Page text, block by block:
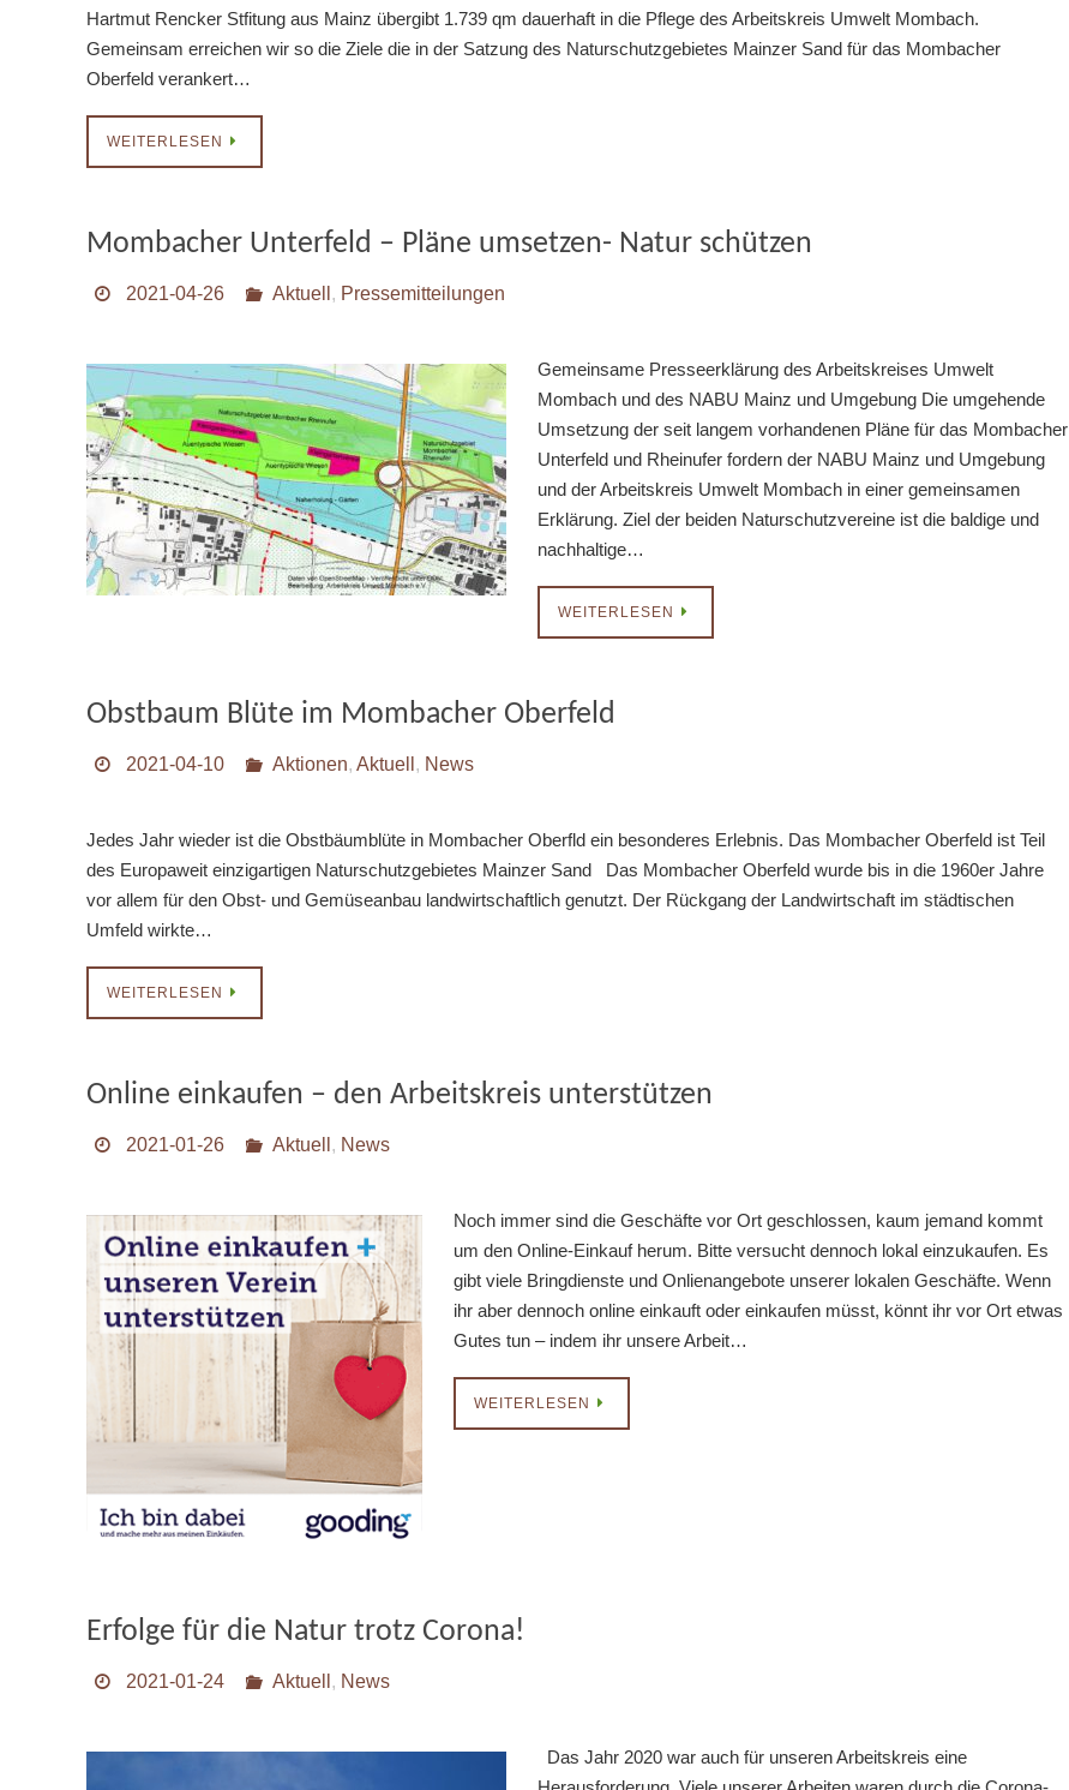
Hartmut Rencker Stfitung aus Mainz übergibt 1.739 qm dauerhaft in die Pflege des Arbeitskreis Umwelt Mombach.
Gemeinsam erreichen wir so die Ziele die in der Satzung des Naturschutzgebietes Mainzer Sand für das Mombacher
Oberfeld verankert…
WEITERLESEN
Mombacher Unterfeld – Pläne umsetzen- Natur schützen
2021-04-26 Aktuell , Pressemitteilungen
Gemeinsame Presseerklärung des Arbeitskreises Umwelt
Mombach und des NABU Mainz und Umgebung Die umgehende
Umsetzung der seit langem vorhandenen Pläne für das Mombacher
Unterfeld und Rheinufer fordern der NABU Mainz und Umgebung
und der Arbeitskreis Umwelt Mombach in einer gemeinsamen
Erklärung. Ziel der beiden Naturschutzvereine ist die baldige und
nachhaltige…
WEITERLESEN
Obstbaum Blüte im Mombacher Oberfeld
2021-04-10 Aktionen, Aktuell , News
Jedes Jahr wieder ist die Obstbäumblüte in Mombacher Oberfld ein besonderes Erlebnis. Das Mombacher Oberfeld ist Teil
des Europaweit einzigartigen Naturschutzgebietes Mainzer Sand Das Mombacher Oberfeld wurde bis in die 1960er Jahre
vor allem für den Obst- und Gemüseanbau landwirtschaftlich genutzt. Der Rückgang der Landwirtschaft im städtischen
Umfeld wirkte…
WEITERLESEN
Online einkaufen – den Arbeitskreis unterstützen
2021-01-26 Aktuell , News
Noch immer sind die Geschäfte vor Ort geschlossen, kaum jemand kommt
um den Online-Einkauf herum. Bitte versucht dennoch lokal einzukaufen. Es
gibt viele Bringdienste und Onlienangebote unserer lokalen Geschäfte. Wenn
ihr aber dennoch online einkauft oder einkaufen müsst, könnt ihr vor Ort etwas
Gutes tun – indem ihr unsere Arbeit…
WEITERLESEN
Erfolge für die Natur trotz Corona!
2021-01-24 Aktuell , News
Das Jahr 2020 war auch für unseren Arbeitskreis eine